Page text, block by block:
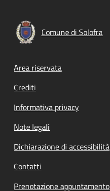
Comune di Solofra
Footer menu
Area riservata
Crediti
Informativa privacy
Note legali
Dichiarazione di accessibilità
Contatti
Prenotazione appuntamento